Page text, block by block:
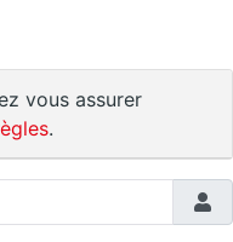
vous assurer
.